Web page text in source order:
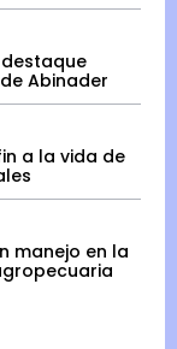
Abinader
a la vida de
manejo en la